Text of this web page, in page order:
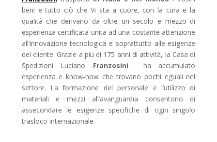
beni e tutto ciò che Vi sta a cuore, con la cura e la
qualità che derivano da oltre un secolo e mezzo di
esperienza certificata unita ad una costante attenzione
all’innovazione tecnologica e soprattutto alle esigenze
del cliente. Grazie a più di 175 anni di attività, la Casa di
Spedizioni Luciano Franzosini
ha accumulato
esperienza e know-how che trovano pochi eguali nel
settore. La formazione del personale e l’utilizzo di
materiali e mezzi all’avanguardia consentono di
assecondare le esigenze specifiche di ogni singolo
trasloco internazionale.